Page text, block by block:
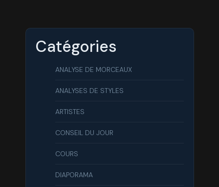
Catégories
ANALYSE DE MORCEAUX
ANALYSES DE STYLES
ARTISTES
CONSEIL DU JOUR
COURS
DIAPORAMA